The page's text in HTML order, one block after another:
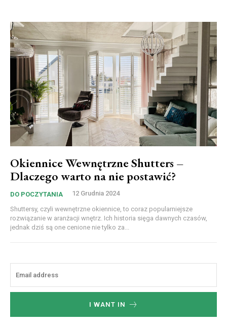
Okiennice Wewnętrzne Shutters –
Dlaczego warto na nie postawić?
DO POCZYTANIA 12 Grudnia 2024
Shuttersy, czyli wewnętrzne okiennice, to coraz popularniejsze
rozwiązanie w aranżacji wnętrz. Ich historia sięga dawnych czasów,
jednak dziś są one cenione nie tylko za...
I WANT IN